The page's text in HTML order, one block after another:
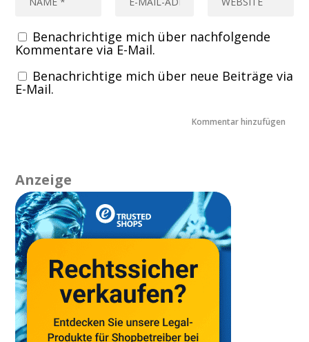
Benachrichtige mich über nachfolgende
Kommentare via E-Mail.
Benachrichtige mich über neue Beiträge via
E-Mail.
Anzeige